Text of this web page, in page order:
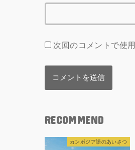
次回のコメントで使
RECOMMEND
カンボジア語のあいさつ